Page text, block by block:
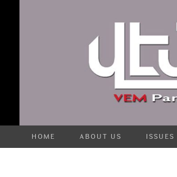
HOME ABOUT US ISSUES